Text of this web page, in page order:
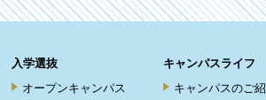
入学選抜
オープンキャンパス
キャンパスライフ
キャンパスのご紹